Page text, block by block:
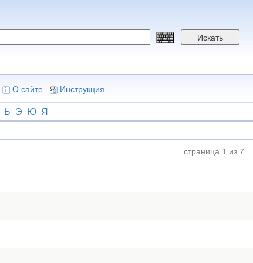
Искать
О сайте Инструкция
Ь Э Ю Я
страница 1 из 7